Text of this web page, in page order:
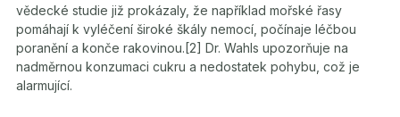
vědecké studie již prokázaly, že například mořské řasy
pomáhají k vyléčení široké škály nemocí, počínaje léčbou
poranění a konče rakovinou.[2] Dr. Wahls upozorňuje na
nadměrnou konzumaci cukru a nedostatek pohybu, což je
alarmující.